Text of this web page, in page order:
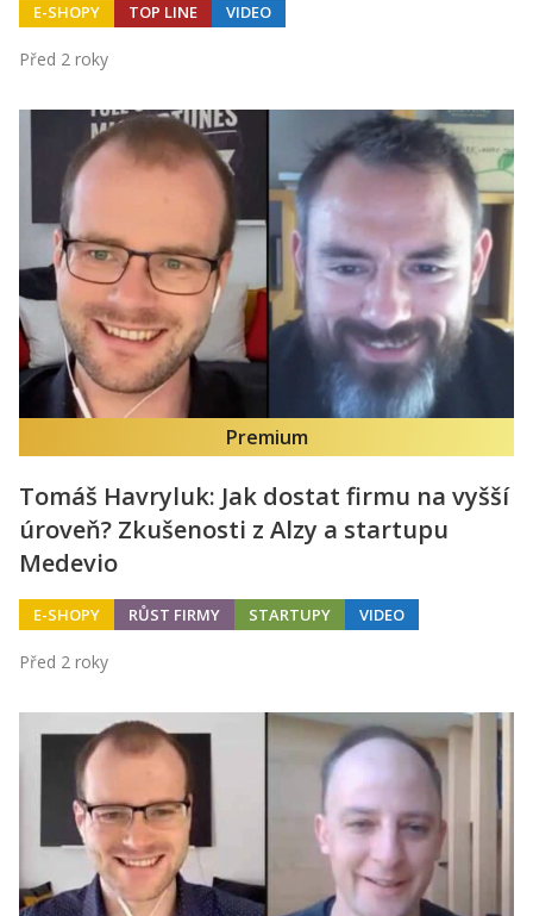
E-SHOPY TOP LINE VIDEO
Před 2 roky
Premium
Tomáš Havryluk: Jak dostat firmu na vyšší
úroveň? Zkušenosti z Alzy a startupu
Medevio
E-SHOPY RŮST FIRMY STARTUPY VIDEO
Před 2 roky